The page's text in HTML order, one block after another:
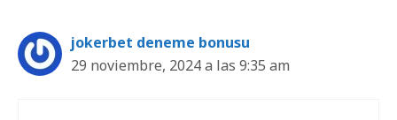
jokerbet deneme bonusu
29 noviembre, 2024 a las 9:35 am